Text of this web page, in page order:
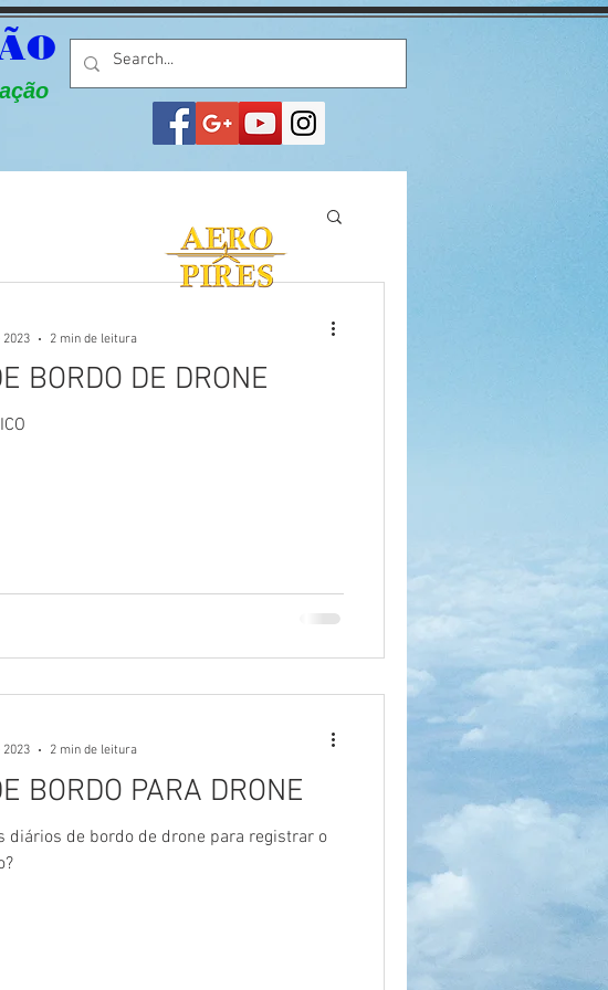
BORDO DE DRONE
2023
2 min de leitura
BORDO PARA DRONE
diários de bordo de drone para registrar o
2023
2 min de leitura